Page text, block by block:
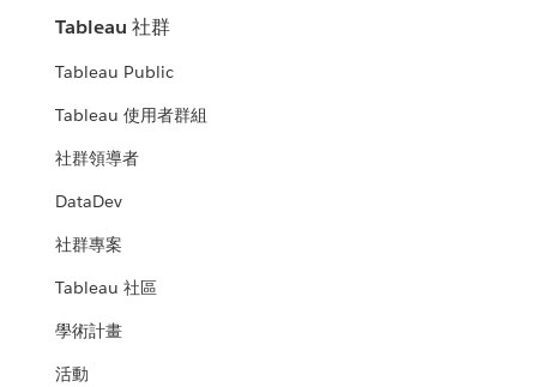
Tableau 社群
Tableau Public
Tableau 使用者群組
社群領導者
DataDev
社群專案
Tableau 社區
學術計畫
活動